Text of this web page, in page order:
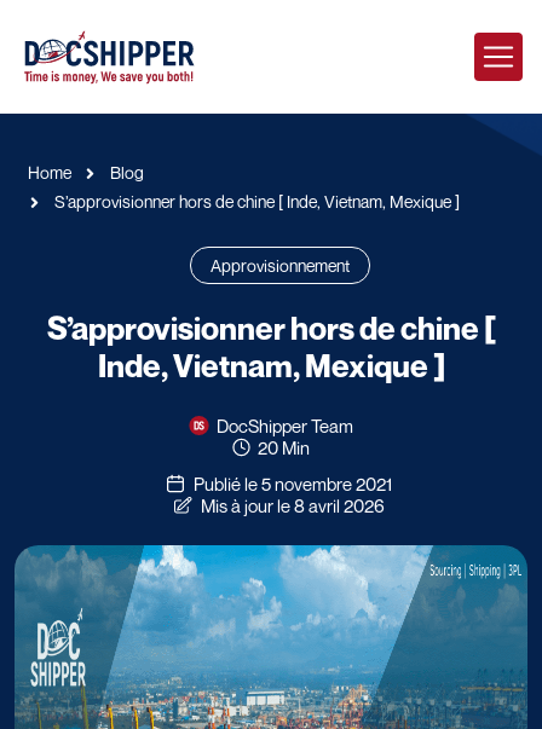
Home
Blog
S’approvisionner hors de chine [ Inde, Vietnam, Mexique ]
Approvisionnement
S’approvisionner hors de chine [
Inde, Vietnam, Mexique ]
DocShipper Team
20 Min
Publié le 5 novembre 2021
Mis à jour le 8 avril 2026